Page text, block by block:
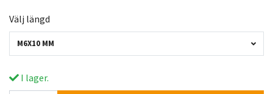
Välj längd
M6X10 MM
I lager.